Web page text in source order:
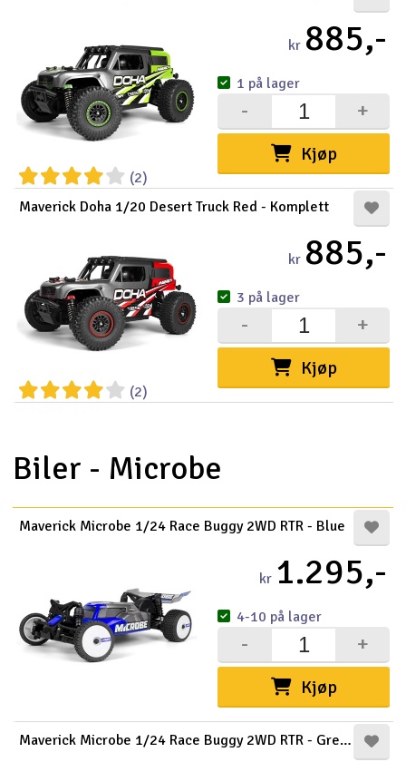
(2)
kr 885,-
Kjøp
+
-
1 på lager
Maverick Doha 1/20 Desert Truck Red - Komplett
(2)
kr 885,-
Kjøp
+
-
3 på lager
Biler - Microbe
Maverick Microbe 1/24 Race Buggy 2WD RTR - Blue
kr 1.295,-
Kjøp
+
-
4-10 på lager
Maverick Microbe 1/24 Race Buggy 2WD RTR - Green